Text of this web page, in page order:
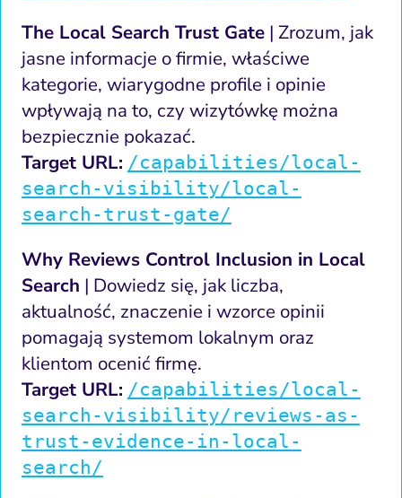
The Local Search Trust Gate| Zrozum, jak
jasne informacje o firmie, właściwe
kategorie, wiarygodne profile i opinie
wpływają na to, czy wizytówkę można
bezpiecznie pokazać.
Target URL: /capabilities/local-
search-visibility/local-
search-trust-gate/
Why Reviews Control Inclusion in Local
Search | Dowiedz się, jak liczba,
aktualność, znaczenie i wzorce opinii
pomagają systemom lokalnym oraz
klientom ocenić firmę.
Target URL: /capabilities/local-
search-visibility/reviews-as-
trust-evidence-in-local-
search/